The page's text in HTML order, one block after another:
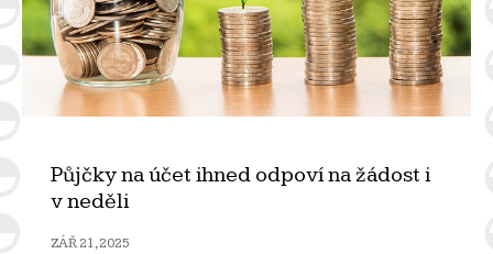
Půjčky na účet ihned odpoví na žádost i
v neděli
ZÁŘ 21, 2025